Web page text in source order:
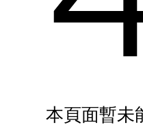
本頁面暫未